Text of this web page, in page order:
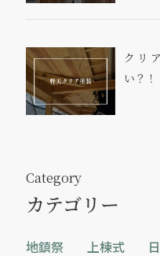
クリ
い？！
Category
カテゴリー
地鎮祭 上棟式